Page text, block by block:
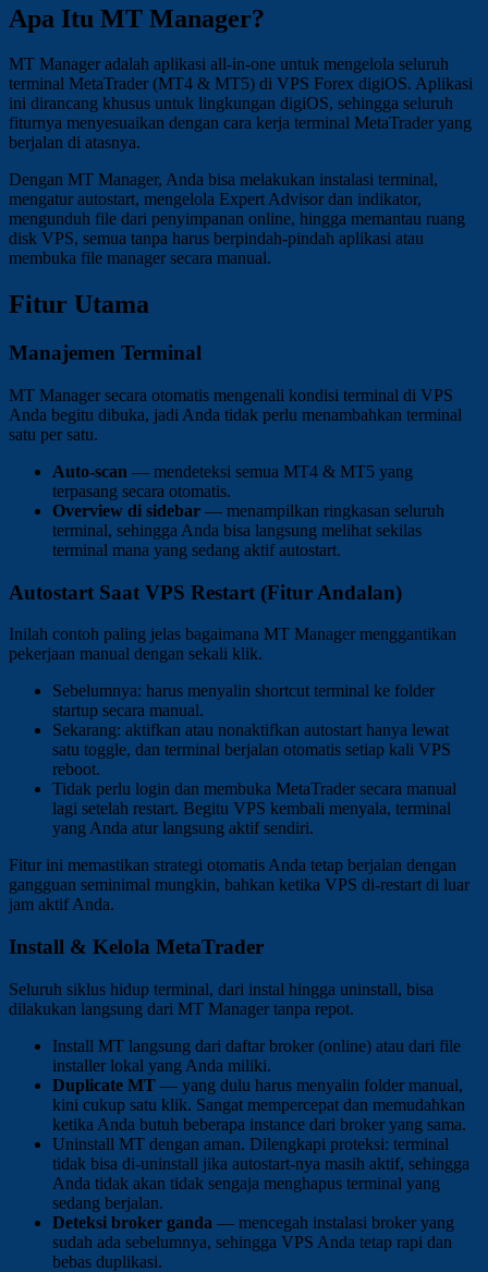
Apa Itu MT Manager?
MT Manager adalah aplikasi all-in-one untuk mengelola seluruh
terminal MetaTrader (MT4 & MT5) di VPS Forex digiOS. Aplikasi
ini dirancang khusus untuk lingkungan digiOS, sehingga seluruh
fiturnya menyesuaikan dengan cara kerja terminal MetaTrader yang
berjalan di atasnya.
Dengan MT Manager, Anda bisa melakukan instalasi terminal,
mengatur autostart, mengelola Expert Advisor dan indikator,
mengunduh file dari penyimpanan online, hingga memantau ruang
disk VPS, semua tanpa harus berpindah-pindah aplikasi atau
membuka file manager secara manual.
Fitur Utama
Manajemen Terminal
MT Manager secara otomatis mengenali kondisi terminal di VPS
Anda begitu dibuka, jadi Anda tidak perlu menambahkan terminal
satu per satu.
Auto-scan — mendeteksi semua MT4 & MT5 yang
terpasang secara otomatis.
Overview di sidebar — menampilkan ringkasan seluruh
terminal, sehingga Anda bisa langsung melihat sekilas
terminal mana yang sedang aktif autostart.
Autostart Saat VPS Restart (Fitur Andalan)
Inilah contoh paling jelas bagaimana MT Manager menggantikan
pekerjaan manual dengan sekali klik.
Sebelumnya: harus menyalin shortcut terminal ke folder
startup secara manual.
Sekarang: aktifkan atau nonaktifkan autostart hanya lewat
satu toggle, dan terminal berjalan otomatis setiap kali VPS
reboot.
Tidak perlu login dan membuka MetaTrader secara manual
lagi setelah restart. Begitu VPS kembali menyala, terminal
yang Anda atur langsung aktif sendiri.
Fitur ini memastikan strategi otomatis Anda tetap berjalan dengan
gangguan seminimal mungkin, bahkan ketika VPS di-restart di luar
jam aktif Anda.
Install & Kelola MetaTrader
Seluruh siklus hidup terminal, dari instal hingga uninstall, bisa
dilakukan langsung dari MT Manager tanpa repot.
Install MT langsung dari daftar broker (online) atau dari file
installer lokal yang Anda miliki.
Duplicate MT — yang dulu harus menyalin folder manual,
kini cukup satu klik. Sangat mempercepat dan memudahkan
ketika Anda butuh beberapa instance dari broker yang sama.
Uninstall MT dengan aman. Dilengkapi proteksi: terminal
tidak bisa di-uninstall jika autostart-nya masih aktif, sehingga
Anda tidak akan tidak sengaja menghapus terminal yang
sedang berjalan.
Deteksi broker ganda — mencegah instalasi broker yang
sudah ada sebelumnya, sehingga VPS Anda tetap rapi dan
bebas duplikasi.